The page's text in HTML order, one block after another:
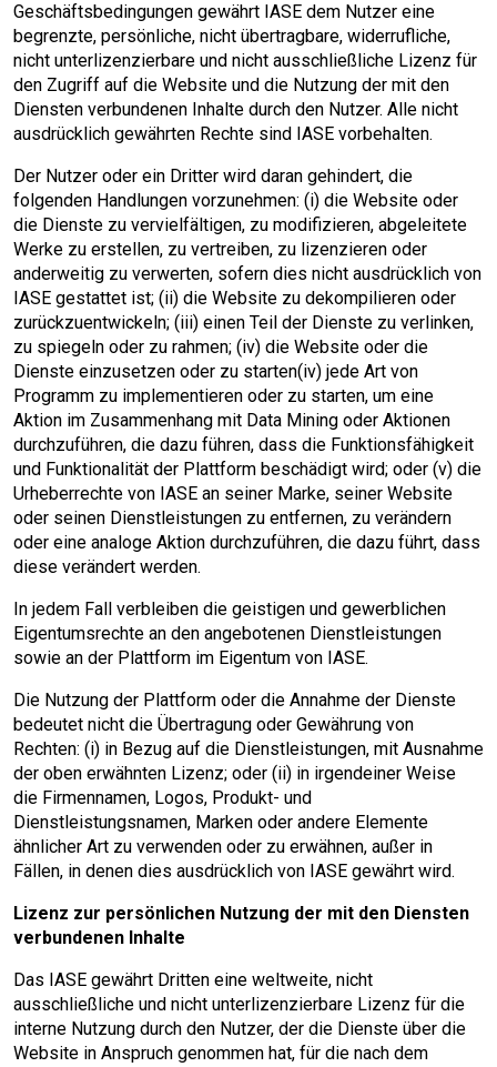
Geschäftsbedingungen gewährt IASE dem Nutzer eine
begrenzte, persönliche, nicht übertragbare, widerrufliche,
nicht unterlizenzierbare und nicht ausschließliche Lizenz für
den Zugriff auf die Website und die Nutzung der mit den
Diensten verbundenen Inhalte durch den Nutzer. Alle nicht
ausdrücklich gewährten Rechte sind IASE vorbehalten.
Der Nutzer oder ein Dritter wird daran gehindert, die
folgenden Handlungen vorzunehmen: (i) die Website oder
die Dienste zu vervielfältigen, zu modifizieren, abgeleitete
Werke zu erstellen, zu vertreiben, zu lizenzieren oder
anderweitig zu verwerten, sofern dies nicht ausdrücklich von
IASE gestattet ist; (ii) die Website zu dekompilieren oder
zurückzuentwickeln; (iii) einen Teil der Dienste zu verlinken,
zu spiegeln oder zu rahmen; (iv) die Website oder die
Dienste einzusetzen oder zu starten(iv) jede Art von
Programm zu implementieren oder zu starten, um eine
Aktion im Zusammenhang mit Data Mining oder Aktionen
durchzuführen, die dazu führen, dass die Funktionsfähigkeit
und Funktionalität der Plattform beschädigt wird; oder (v) die
Urheberrechte von IASE an seiner Marke, seiner Website
oder seinen Dienstleistungen zu entfernen, zu verändern
oder eine analoge Aktion durchzuführen, die dazu führt, dass
diese verändert werden.
In jedem Fall verbleiben die geistigen und gewerblichen
Eigentumsrechte an den angebotenen Dienstleistungen
sowie an der Plattform im Eigentum von IASE.
Die Nutzung der Plattform oder die Annahme der Dienste
bedeutet nicht die Übertragung oder Gewährung von
Rechten: (i) in Bezug auf die Dienstleistungen, mit Ausnahme
der oben erwähnten Lizenz; oder (ii) in irgendeiner Weise
die Firmennamen, Logos, Produkt- und
Dienstleistungsnamen, Marken oder andere Elemente
ähnlicher Art zu verwenden oder zu erwähnen, außer in
Fällen, in denen dies ausdrücklich von IASE gewährt wird.
Lizenz zur persönlichen Nutzung der mit den Diensten
verbundenen Inhalte
Das IASE gewährt Dritten eine weltweite, nicht
ausschließliche und nicht unterlizenzierbare Lizenz für die
interne Nutzung durch den Nutzer, der die Dienste über die
Website in Anspruch genommen hat, für die nach dem